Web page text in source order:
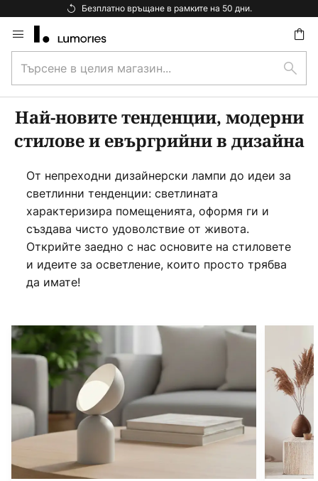
Безплатно връщане в рамките на 50 дни.
Прескачане
към
съдържанието
целия
магазин...
Най-новите тенденции, модерни
стилове и евъргрийни в дизайна
От непреходни дизайнерски лампи до идеи за
светлинни тенденции: светлината
характеризира помещенията, оформя ги и
създава чисто удоволствие от живота.
Открийте заедно с нас основите на стиловете
и идеите за осветление, които просто трябва
да имате!